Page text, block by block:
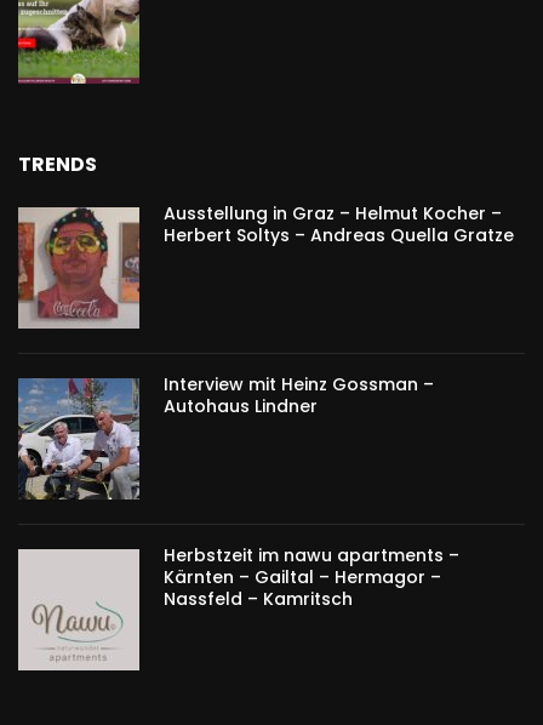
TRENDS
Ausstellung in Graz – Helmut Kocher –
Herbert Soltys – Andreas Quella Gratze
Interview mit Heinz Gossman –
Autohaus Lindner
Herbstzeit im nawu apartments –
Kärnten – Gailtal – Hermagor –
Nassfeld – Kamritsch